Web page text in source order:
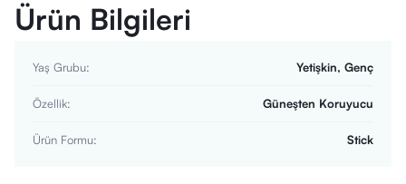
Ürün Bilgileri
Yaş Grubu: Yetişkin, Genç
Özellik: Güneşten Koruyucu
Ürün Formu: Stick